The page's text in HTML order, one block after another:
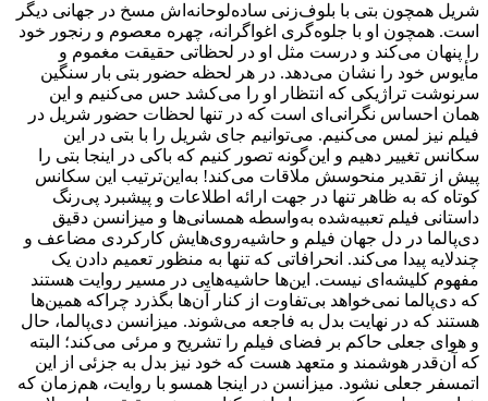
شریل همچون بتی با بلوف‌زنی ساده‌لوحانه‌اش مسخ در جهانی دیگر
است. همچون او با جلوه‌گری اغواگرانه، چهره معصوم و رنجور خود
را پنهان می‌کند و درست مثل او در لحظاتی حقیقت مغموم و
مأیوس خود را نشان می‌دهد. در هر لحظه حضور بتی بار سنگین
سرنوشت تراژیکی که انتظار او را می‌کشد حس می‌کنیم و این
همان احساس نگرانی‌ای است که در تنها لحظات حضور شریل در
فیلم نیز لمس می‌کنیم. می‌توانیم جای شریل را با بتی در این
سکانس تغییر دهیم و این‌گونه تصور کنیم که باکی در اینجا بتی را
پیش از تقدیر منحوسش ملاقات می‌کند! به‌این‌ترتیب این سکانس
کوتاه که به ظاهر تنها در جهت ارائه اطلاعات و پیشبرد پی‌رنگ
داستانی فیلم تعبیه‌شده به‌واسطه همسانی‌ها و میزانسن دقیق
دی‌پالما در دل جهان فیلم و حاشیه‌روی‌هایش کارکردی مضاعف و
چندلایه پیدا می‌کند. انحرافاتی که تنها به منظور تعمیم دادن یک
مفهوم کلیشه‌ای نیست. این‌ها حاشیه‌هایی در مسیر روایت هستند
که دی‌پالما نمی‌خواهد بی‌تفاوت از کنار آن‌ها بگذرد چراکه همین‌ها
هستند که در نهایت بدل به فاجعه می‌شوند. میزانسن دی‌پالما، حال
و هوای جعلی حاکم بر فضای فیلم را تشریح و مرئی می‌کند؛ البته
که آن‌قدر هوشمند و متعهد هست که خود نیز بدل به جزئی از این
اتمسفر جعلی نشود. میزانسن در اینجا همسو با روایت، هم‌زمان که